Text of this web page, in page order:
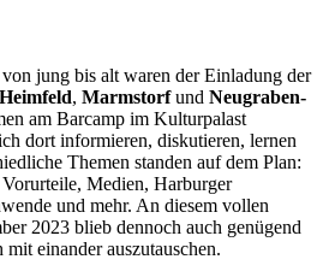
jung bis alt waren der Einladung der
Heimfeld, Marmstorfund Neugraben-
am Barcamp im Kulturpalast
dort informieren, diskutieren, lernen
Themen standen auf dem Plan:
Medien, Harburger
und mehr. An diesem vollen
2023 blieb dennoch auch genügend
einander auszutauschen.